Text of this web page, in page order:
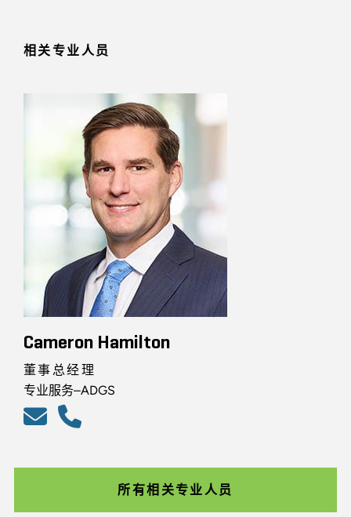
相关专业人员
Cameron Hamilton
董事总经理
专业服务–ADGS
所有相关专业人员